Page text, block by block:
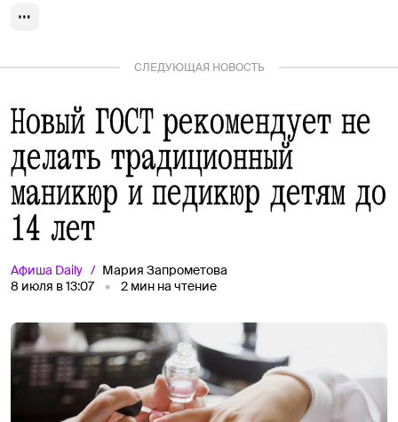
СЛЕДУЮЩАЯ НОВОСТЬ
Новый ГОСТ рекомендует не
делать традиционный
маникюр и педикюр детям до
14 лет
Афиша Daily
Мария Запрометова
8 июля в 13:07
2 мин на чтение